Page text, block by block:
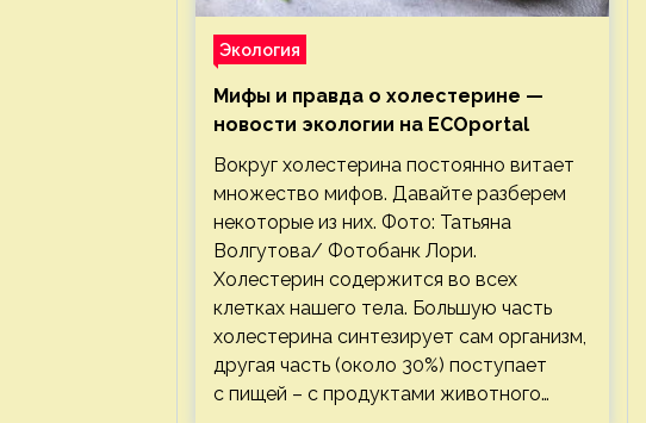
Экология
Мифы и правда о холестерине —
новости экологии на ECOportal
Вокруг холестерина постоянно витает
множество мифов. Давайте разберем
некоторые из них. Фото: Татьяна
Волгутова/ Фотобанк Лори.
Холестерин содержится во всех
клетках нашего тела. Большую часть
холестерина синтезирует сам организм,
другая часть (около 30%) поступает
с пищей – с продуктами животного…